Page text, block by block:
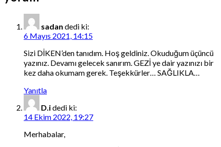
sadan dedi ki:
6 Mayıs 2021, 14:15
Sizi DİKEN’den tanıdım. Hoş geldiniz. Okuduğum üçüncü
yazınız. Devamı gelecek sanırım. GEZİ ye dair yazınızı bir
kez daha okumam gerek. Teşekkürler… SAĞLIKLA…
Yanıtla
D.idedi ki:
14 Ekim 2022, 19:27
Merhabalar,